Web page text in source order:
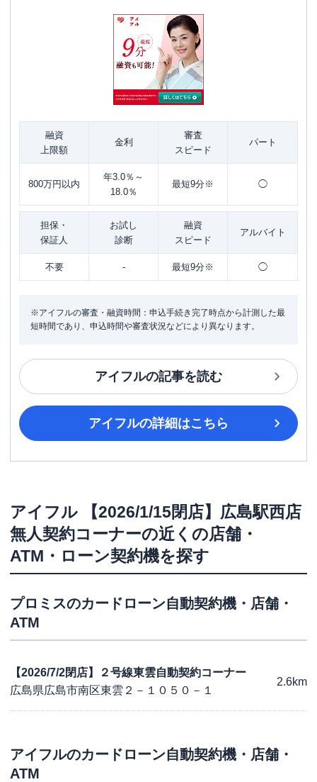
融資
上限額
金利
審査
スピード
パート
800万円以内
年3.0％～
18.0％
最短9分※ ◯
担保・
保証人
お試し
診断
融資
スピード
アルバイト
不要 - 最短9分※ ◯
※アイフルの審査・融資時間：申込手続き完了時点から計測した最
短時間であり、申込時間や審査状況などにより異なります。
アイフルの記事を読む
アイフルの詳細はこちら
アイフル
【2026/1/15閉店】広島駅西店
無人契約コーナーの近くの店舗・
ATM・ローン契約機を探す
プロミスのカードローン自動契約機・店舗・
ATM
【2026/7/2閉店】２号線東雲自動契約コーナー
広島県広島市南区東雲２－１０５０－１
2.6km
アイフルのカードローン自動契約機・店舗・
ATM